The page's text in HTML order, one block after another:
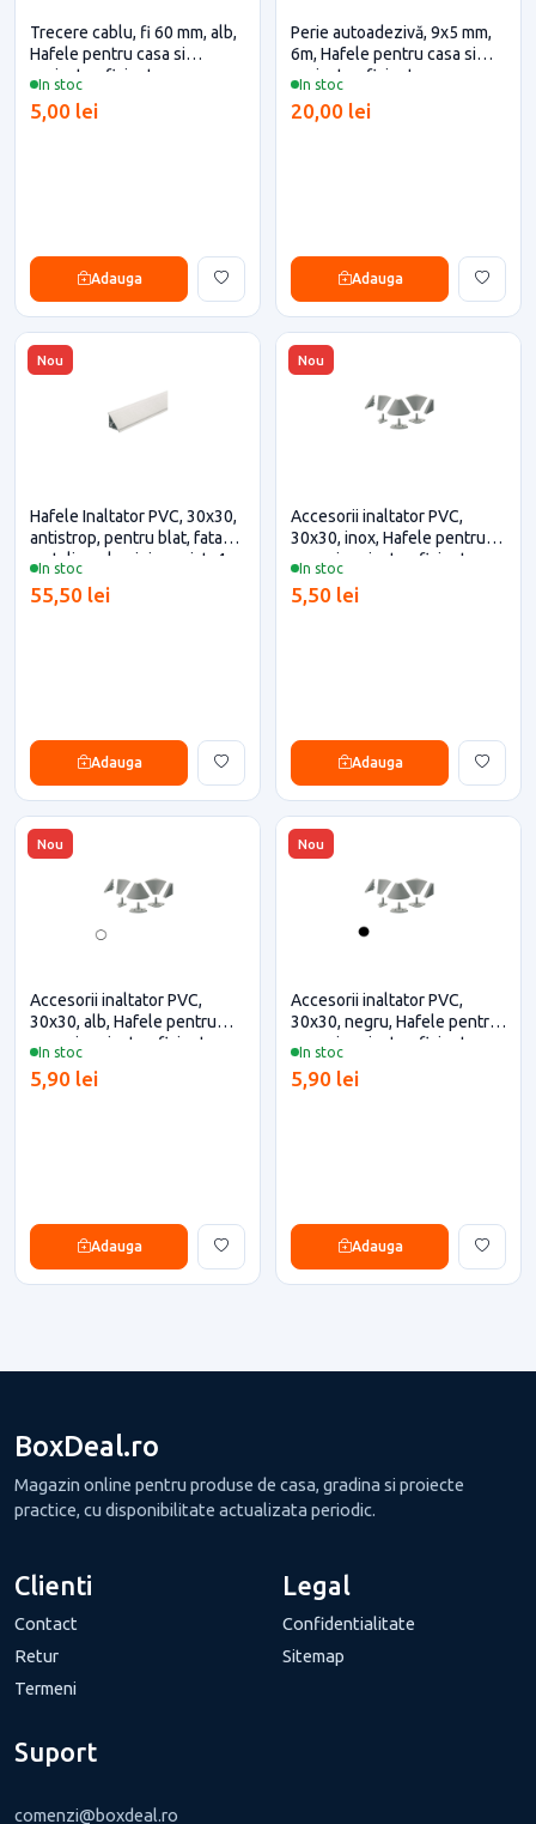
In stoc
Trecere cablu, fi 60 mm, alb,
Hafele pentru casa si
proiecte eficiente
5,00 lei
Adauga
In stoc
Perie autoadezivă, 9x5 mm,
6m, Hafele pentru casa si
proiecte eficiente
20,00 lei
Adauga
Nou
In stoc
Hafele Inaltator PVC, 30x30,
antistrop, pentru blat, fata
metalica, aluminiu periat, 4
metri)
55,50 lei
Adauga
Nou
In stoc
Accesorii inaltator PVC,
30x30, inox, Hafele pentru
casa si proiecte eficiente
5,50 lei
Adauga
Nou
In stoc
Accesorii inaltator PVC,
30x30, alb, Hafele pentru
casa si proiecte eficiente
5,90 lei
Adauga
Nou
In stoc
Accesorii inaltator PVC,
30x30, negru, Hafele pentru
casa si proiecte eficiente
5,90 lei
Adauga
BoxDeal.ro
Magazin online pentru produse de casa, gradina si proiecte
practice, cu disponibilitate actualizata periodic.
Clienti
Contact
Retur
Termeni
Legal
Confidentialitate
Sitemap
Suport
comenzi@boxdeal.ro